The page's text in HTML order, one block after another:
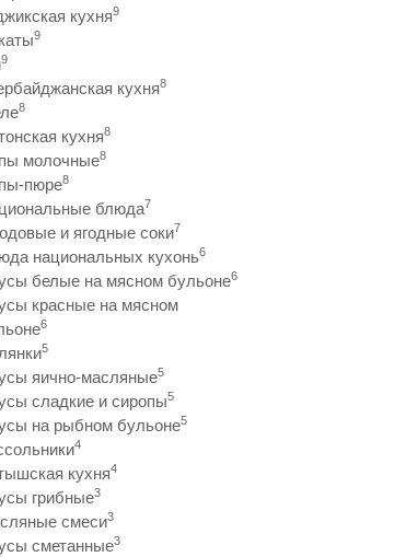
кухня9
9
9
кухня8
8
кухня8
молочные8
пюре8
блюда7
и ягодные соки7
национальных кухонь6
белые на мясном бульоне6
красные на мясном
6
5
яично-масляные5
сладкие и сиропы5
на рыбном бульоне5
4
кухня4
грибные3
смеси3
сметанные3